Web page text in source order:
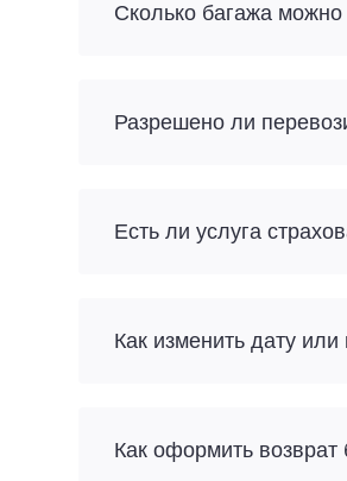
Разрешено ли
Есть ли услуга
Как изменить дату
Как оформить возврат